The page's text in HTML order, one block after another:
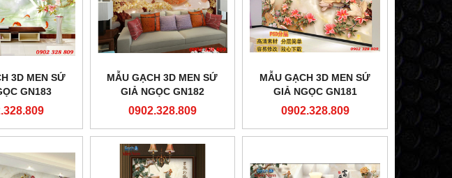
3D MEN SỨ
GN183
MẪU GẠCH 3D MEN SỨ
GIẢ NGỌC GN182
0902.328.809
MẪU GẠCH 3D MEN SỨ
GIẢ NGỌC GN181
0902.328.809